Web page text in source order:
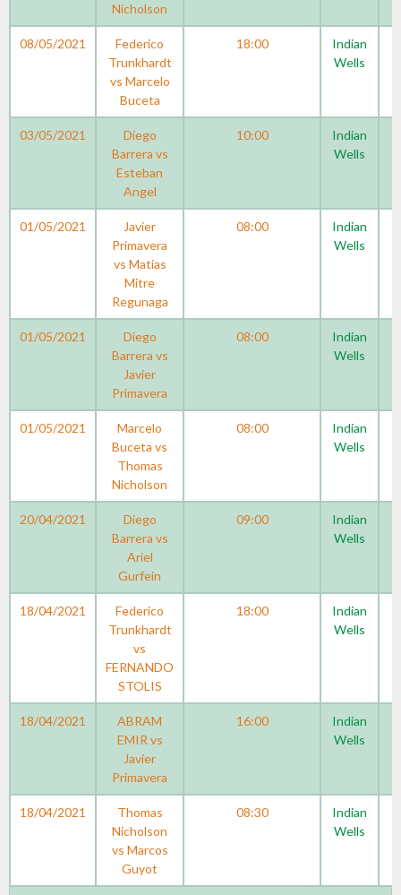
Nicholson
08/05/2021
Federico
Trunkhardt
vs Marcelo
Buceta
18:00
Indian
Wells
03/05/2021
Diego
Barrera vs
Esteban
Angel
10:00
Indian
Wells
01/05/2021
Javier
Primavera
vs Matías
Mitre
Regunaga
08:00
Indian
Wells
01/05/2021
Diego
Barrera vs
Javier
Primavera
08:00
Indian
Wells
01/05/2021
Marcelo
Buceta vs
Thomas
Nicholson
08:00
Indian
Wells
20/04/2021
Diego
Barrera vs
Ariel
Gurfein
09:00
Indian
Wells
18/04/2021
Federico
Trunkhardt
vs
FERNANDO
STOLIS
18:00
Indian
Wells
18/04/2021
ABRAM
EMIR vs
Javier
Primavera
16:00
Indian
Wells
18/04/2021
Thomas
Nicholson
vs Marcos
Guyot
08:30
Indian
Wells